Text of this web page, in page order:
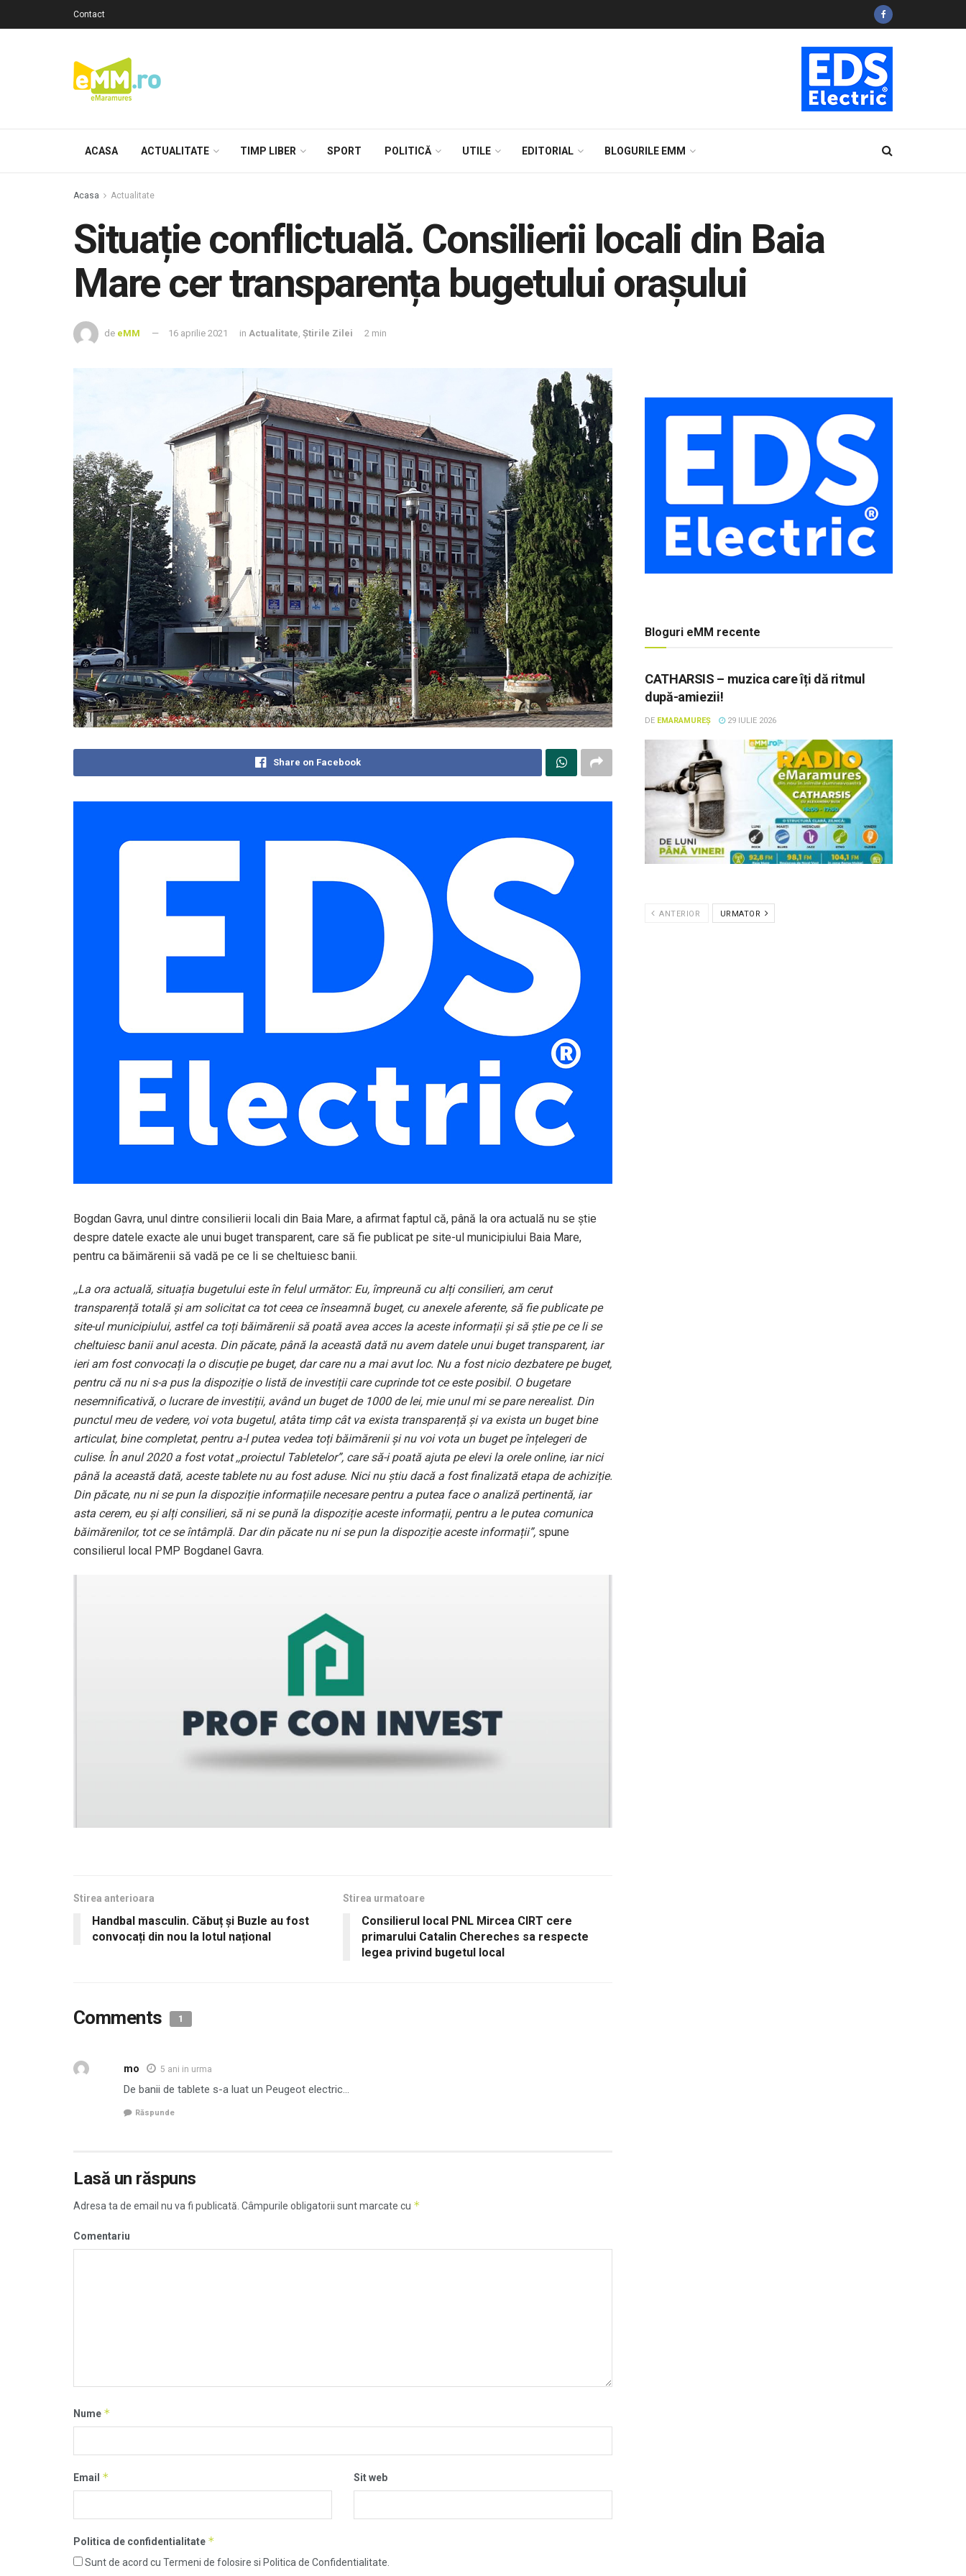
Contact
ACASA ACTUALITATE TIMP LIBER SPORT POLITICĂ UTILE EDITORIAL BLOGURILE EMM
Acasa Actualitate
Situație conflictuală. Consilierii locali din Baia
Mare cer transparența bugetului orașului
de eMM 16 aprilie 2021 in Actualitate, Știrile Zilei 2 min
Share on Facebook
Bogdan Gavra, unul dintre consilierii locali din Baia Mare, a afirmat faptul că, până la ora actuală nu se știe
despre datele exacte ale unui buget transparent, care să fie publicat pe site-ul municipiului Baia Mare,
pentru ca băimărenii să vadă pe ce li se cheltuiesc banii.
,,La ora actuală, situația bugetului este în felul următor: Eu, împreună cu alți consilieri, am cerut
transparență totală și am solicitat ca tot ceea ce înseamnă buget, cu anexele aferente, să fie publicate pe
site-ul municipiului, astfel ca toți băimărenii să poată avea acces la aceste informații și să știe pe ce li se
cheltuiesc banii anul acesta. Din păcate, până la această dată nu avem datele unui buget transparent, iar
ieri am fost convocați la o discuție pe buget, dar care nu a mai avut loc. Nu a fost nicio dezbatere pe buget,
pentru că nu ni s-a pus la dispoziție o listă de investiții care cuprinde tot ce este posibil. O bugetare
nesemnificativă, o lucrare de investiții, având un buget de 1000 de lei, mie unul mi se pare nerealist. Din
punctul meu de vedere, voi vota bugetul, atâta timp cât va exista transparență și va exista un buget bine
articulat, bine completat, pentru a-l putea vedea toți băimărenii și nu voi vota un buget pe înțelegeri de
culise. În anul 2020 a fost votat ,,proiectul Tabletelor”, care să-i poată ajuta pe elevi la orele online, iar nici
până la această dată, aceste tablete nu au fost aduse. Nici nu știu dacă a fost finalizată etapa de achiziție.
Din păcate, nu ni se pun la dispoziție informațiile necesare pentru a putea face o analiză pertinentă, iar
asta cerem, eu și alți consilieri, să ni se pună la dispoziție aceste informații, pentru a le putea comunica
băimărenilor, tot ce se întâmplă. Dar din păcate nu ni se pun la dispoziție aceste informații”, spune
consilierul local PMP Bogdanel Gavra.
Stirea anterioara
Handbal masculin. Căbuț și Buzle au fost
convocați din nou la lotul național
Stirea urmatoare
Consilierul local PNL Mircea CIRT cere
primarului Catalin Chereches sa respecte
legea privind bugetul local
Comments 1
mo 5 ani in urma
De banii de tablete s-a luat un Peugeot electric…
Răspunde
Lasă un răspuns
Adresa ta de email nu va fi publicată. Câmpurile obligatorii sunt marcate cu *
Comentariu
Nume *
Email * Sit web
Politica de confidentialitate *
Sunt de acord cu Termeni de folosire si Politica de Confidentialitate.
Bloguri eMM recente
CATHARSIS – muzica care îți dă ritmul
după-amiezii!
DE EMARAMUREȘ 29 IULIE 2026
ANTERIOR URMATOR